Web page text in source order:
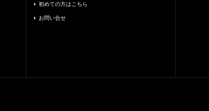
初めての方はこちら
お問い合せ